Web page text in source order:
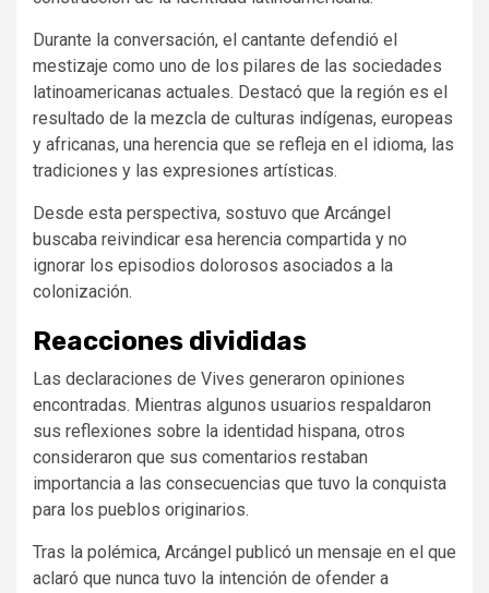
Durante la conversación, el cantante defendió el
mestizaje como uno de los pilares de las sociedades
latinoamericanas actuales. Destacó que la región es el
resultado de la mezcla de culturas indígenas, europeas
y africanas, una herencia que se refleja en el idioma, las
tradiciones y las expresiones artísticas.
Desde esta perspectiva, sostuvo que Arcángel
buscaba reivindicar esa herencia compartida y no
ignorar los episodios dolorosos asociados a la
colonización.
Reacciones divididas
Las declaraciones de Vives generaron opiniones
encontradas. Mientras algunos usuarios respaldaron
sus reflexiones sobre la identidad hispana, otros
consideraron que sus comentarios restaban
importancia a las consecuencias que tuvo la conquista
para los pueblos originarios.
Tras la polémica, Arcángel publicó un mensaje en el que
aclaró que nunca tuvo la intención de ofender a